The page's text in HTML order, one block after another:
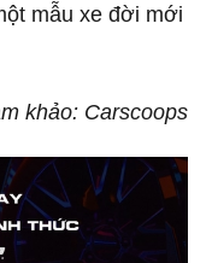
mẫu xe đời mới
khảo: Carscoops